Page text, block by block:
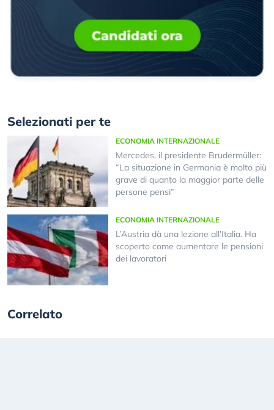
Selezionati per te
ECONOMIA INTERNAZIONALE
Mercedes, il presidente Brudermüller:
“La situazione in Germania è molto più
grave di quanto la maggior parte delle
persone pensi”
ECONOMIA INTERNAZIONALE
L’Austria dà una lezione all’Italia. Ha
scoperto come aumentare le pensioni
dei lavoratori
Correlato